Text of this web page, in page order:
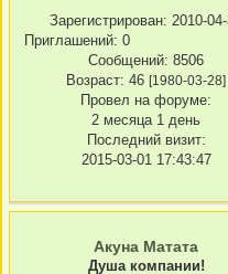
Зарегистрирован: 2010-
Приглашений: 0
Сообщений: 8506
Возраст: 46 [1980-03-28]
Провел на форуме:
2 месяца 1 день
Последний визит:
2015-03-01 17:43:47
Акуна Матата
Душа компании!